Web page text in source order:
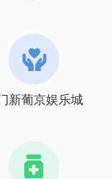
新葡京娱乐城